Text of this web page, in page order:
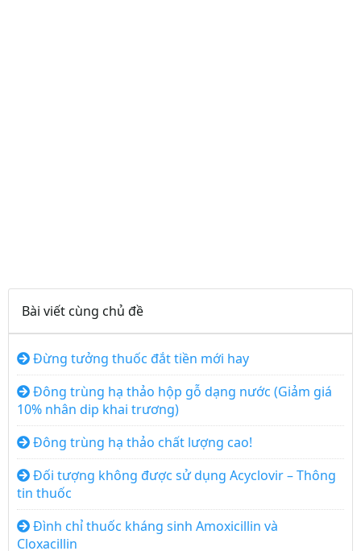
Bài viết cùng chủ đề
Đừng tưởng thuốc đắt tiền mới hay
Đông trùng hạ thảo hộp gỗ dạng nước (Giảm giá
10% nhân dip khai trương)
Đông trùng hạ thảo chất lượng cao!
Đối tượng không được sử dụng Acyclovir – Thông
tin thuốc
Đình chỉ thuốc kháng sinh Amoxicillin và
Cloxacillin